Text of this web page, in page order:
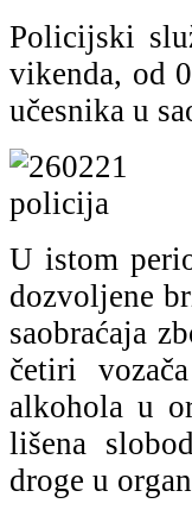
Policijski
vikenda, od
učesnika u
U istom
dozvoljene
saobraćaja
četiri
alkohola u
lišena
droge u